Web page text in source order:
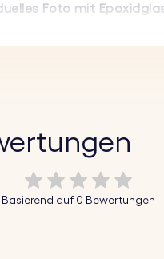
Foto mit
sein luxuriöses
Design: Das schlichte
das man überallhin
Basierend auf 0 Bewertungen